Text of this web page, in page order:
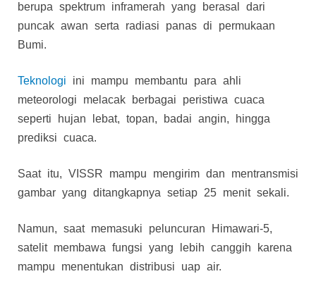
berupa spektrum inframerah yang berasal dari
puncak awan serta radiasi panas di permukaan
Bumi.
Teknologi ini mampu membantu para ahli
meteorologi melacak berbagai peristiwa cuaca
seperti hujan lebat, topan, badai angin, hingga
prediksi cuaca.
Saat itu, VISSR mampu mengirim dan mentransmisi
gambar yang ditangkapnya setiap 25 menit sekali.
Namun, saat memasuki peluncuran Himawari-5,
satelit membawa fungsi yang lebih canggih karena
mampu menentukan distribusi uap air.